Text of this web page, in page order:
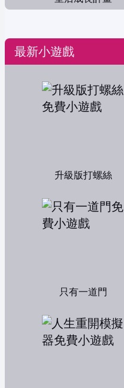
最新小遊戲
升級版打螺絲
只有一道門